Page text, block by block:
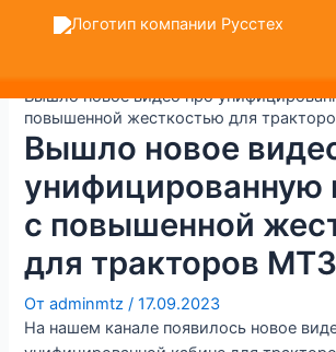
VK
Telegram
+7 (905) 128-36-00
Вышло новое видео про
повышенной жесткостью для
Вышло новое
унифицированную
с повышенной
для тракторов
Отadminmtz/17.09.2023
На нашем канале появилось новое
по